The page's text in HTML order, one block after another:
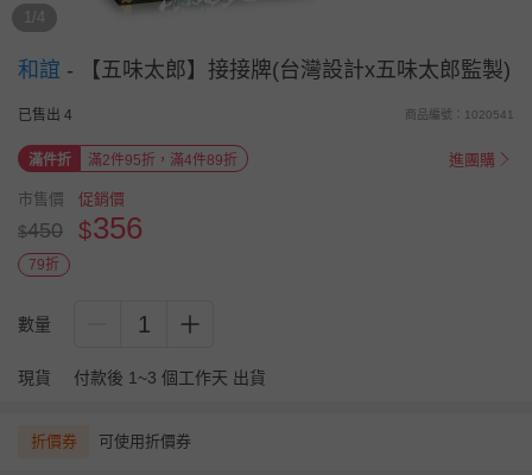
1/4
和誼 - 【五味太郎】接接牌(台灣設計x五味太郎監製)
已售出 4 商品編號：1020541
滿件折 滿2件95折，滿4件89折 進團購
市售價
$450
促銷價
$356
79折
數量 1
現貨 付款後 1~3 個工作天 出貨
折價券 可使用折價券